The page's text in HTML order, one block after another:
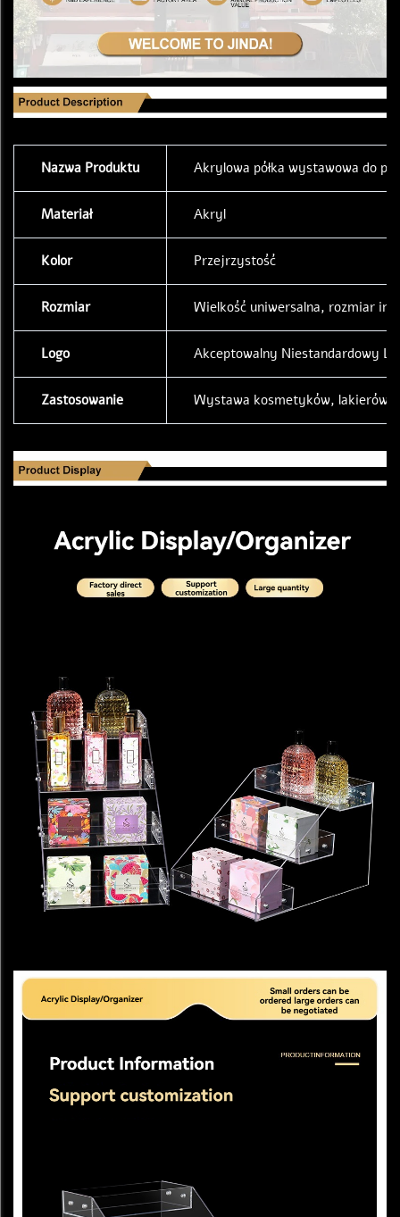
Nazwa Produktu Akrylowa półka wystawowa do
Materiał Akryl
Kolor Przejrzystość
Rozmiar Wielkość uniwersalna, rozmiar
Logo Akceptowalny Niestandardowy
Zastosowanie Wystawa kosmetyków, lakierów